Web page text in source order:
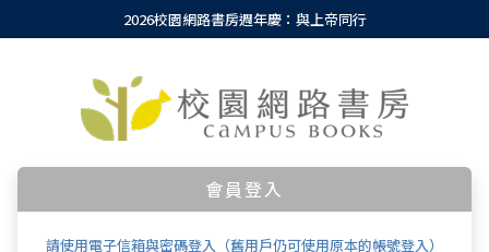
2026校園網路書房週年慶：與上帝同行
會員登入
請使用電子信箱與密碼登入（舊用戶仍可使用原本的帳號登入）